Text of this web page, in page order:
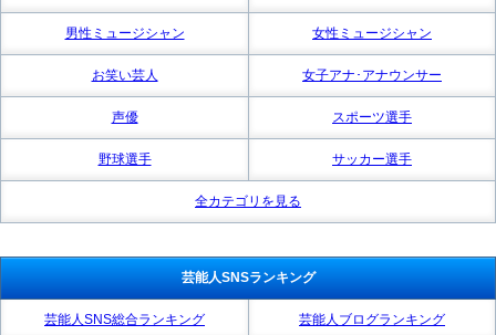
男性ミュージシャン 女性ミュージシャン
お笑い芸人 女子アナ･アナウンサー
声優 スポーツ選手
野球選手 サッカー選手
全カテゴリを見る
芸能人SNSランキング
芸能人SNS総合ランキング 芸能人ブログランキング